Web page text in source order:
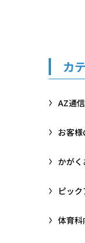
カ
AZ通信
お客
かがく
ピッ
体育科